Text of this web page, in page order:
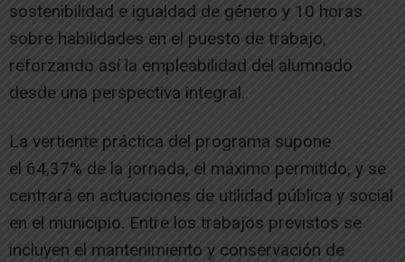
sostenibilidad e igualdad de género y 10 horas
sobre habilidades en el puesto de trabajo,
reforzando así la empleabilidad del alumnado
desde una perspectiva integral.
La vertiente práctica del programa supone
el 64,37% de la jornada, el máximo permitido, y se
centrará en actuaciones de utilidad pública y social
en el municipio. Entre los trabajos previstos se
incluyen el mantenimiento y conservación de